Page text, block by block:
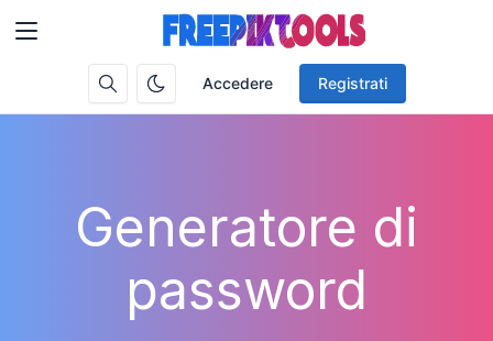
Accedere Registrati
Generatore di
password